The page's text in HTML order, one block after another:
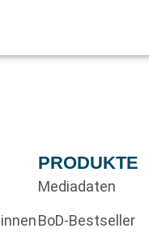
PRODUKTE
Mediadaten
BoD-Bestseller